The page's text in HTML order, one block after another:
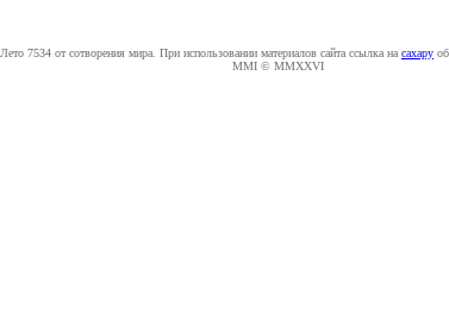
Лето 7534 от сотворения мира. При использовании материалов сайта ссылка на caxapу
MMI © MMXXVI